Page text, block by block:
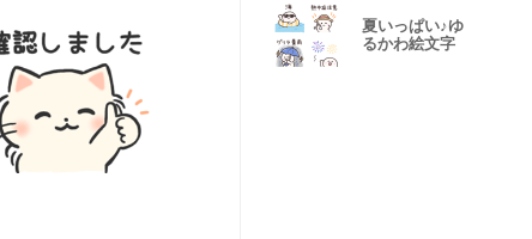
夏いっぱい♪ゆ
るかわ絵文字